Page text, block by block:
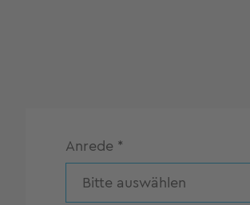
Anrede *
Bitte auswählen